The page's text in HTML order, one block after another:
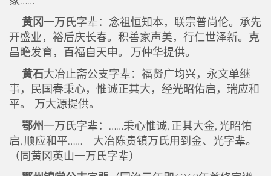
黄冈一万氏字辈：念祖恒知本，联宗普尚伦。承先
开盛业，裕后庆长春。积善家声美，行仁世泽新。克
昌瞻发育，百福自天申。 万仲华提供。
黄石大冶止斋公支字辈：福贤广均兴，永文单继
事，民国春秉心，惟诚正其大，经光昭佑启，瑞应和
平。 万大源提供。
鄂州一万氏字辈：……秉心惟诚, 正其大金, 光昭佑
启, 顺应和平…… 大冶陈贵镇万氏用到金、光字辈。
（同黄冈英山一万氏字辈）